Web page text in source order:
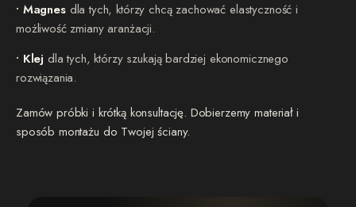
• Magnesdla tych, którzy chcą zachować elastyczność i
możliwość zmiany aranżacji.
• Klej dla tych, którzy szukają bardziej ekonomicznego
rozwiązania.
Zamów próbki i krótką konsultację. Dobierzemy materiał i
sposób montażu do Twojej ściany.